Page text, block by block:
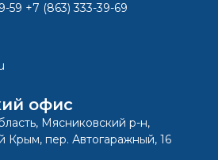
59 +7 (863) 333-39-69
офис
Мясниковский р-н,
Крым, пер. Автогаражный, 16